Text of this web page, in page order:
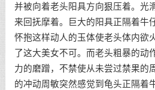
并被向着老头阳具方向狠压着。光
来回抚摩着。巨大的阳具正隔着牛
怀抱这样动人的玉体使老头体内欲
了这大美女不可。而老头粗暴的动
力的磨蹭，不禁使从未尝过禁果的
的冲动周敏突然感觉到龟头正隔着